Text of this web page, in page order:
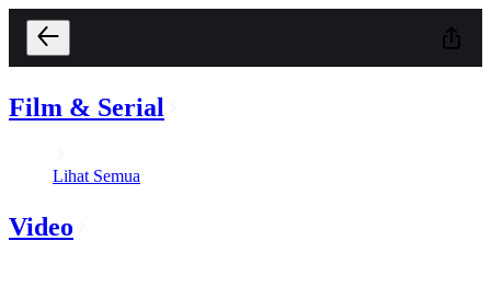
Film & Serial
Lihat Semua
Video